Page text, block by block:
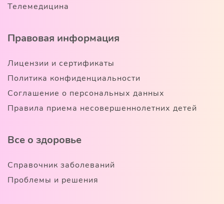
Телемедицина
Правовая информация
Лицензии и сертификаты
Политика конфиденциальности
Соглашение о персональных данных
Правила приема несовершеннолетних детей
Все о здоровье
Справочник заболеваний
Проблемы и решения